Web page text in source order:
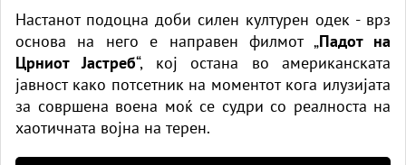
Настанот подоцна доби силен културен одек - врз
основа на него е направен филмот „Падот на
Црниот Јастреб“, кој остана во американската
јавност како потсетник на моментот кога илузијата
за совршена воена моќ се судри со реалноста на
хаотичната војна на терен.